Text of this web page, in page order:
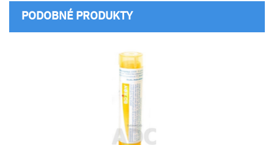
PODOBNÉ PRODUKTY